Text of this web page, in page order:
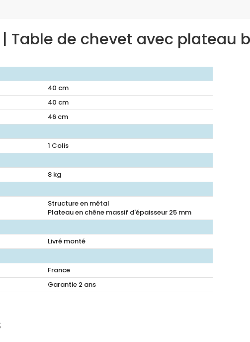
| Table de chevet avec plateau
40 cm
40 cm
46cm
1 Colis
8kg
Structure en métal
Plateau en chêne massif d'épaisseur 25 mm
Livré monté
France
Garantie 2 ans